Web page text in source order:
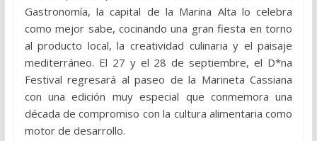
Gastronomía, la capital de la Marina Alta lo celebra
como mejor sabe, cocinando una gran fiesta en torno
al producto local, la creatividad culinaria y el paisaje
mediterráneo. El 27 y el 28 de septiembre, el D*na
Festival regresará al paseo de la Marineta Cassiana
con una edición muy especial que conmemora una
década de compromiso con la cultura alimentaria como
motor de desarrollo.